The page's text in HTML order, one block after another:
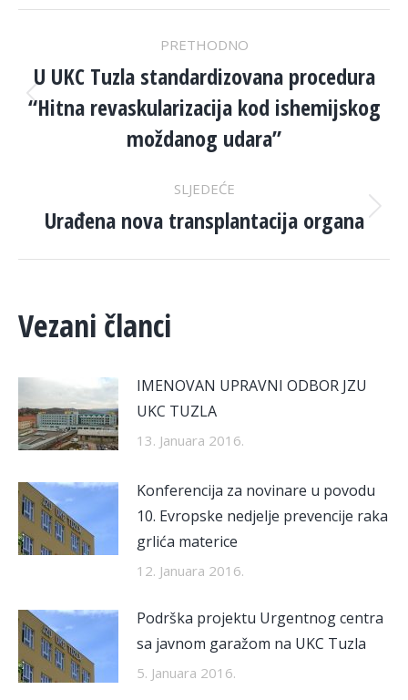
NAVIGATION
PRETHODNO
Previous
post:
U UKC Tuzla standardizovana procedura
“Hitna revaskularizacija kod ishemijskog
moždanog udara”
SLJEDEĆE
Next
Urađena nova transplantacija organa
Vezani članci
IMENOVAN UPRAVNI ODBOR JZU
UKC TUZLA
13. Januara 2016.
Konferencija za novinare u povodu
10. Evropske nedjelje prevencije raka
grlića materice
12. Januara 2016.
Podrška projektu Urgentnog centra
sa javnom garažom na UKC Tuzla
5. Januara 2016.